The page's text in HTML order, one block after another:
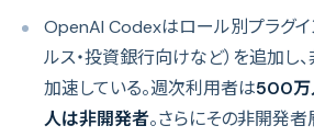
OpenAI Codexはロール別プラグイ
ルス・投資銀行向けなど）を追加し
加速している。週次利用者は500万
人は非開発者。さらにその非開発